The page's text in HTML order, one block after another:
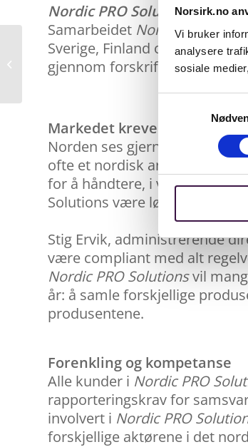
Norsirk.no
Vi bruker
analysere
sosiale
Nordic PRO Solutions–
Samarbeidet Nordic PRO
Sverige, Finland og Danmark
gjennom forskriftene du må
Markedet krever en felles
Norden ses gjerne som et
ofte et nordisk ansvar for
for å håndtere, i verste fall,
Solutions være løsningen i alle
Stig Ervik, administrerende
være compliant med alt
Nordic PRO Solutionsvil
år: å samle forskjellige
produsentene.
Forenkling og kompetanse
Alle kunder i Nordic PRO
rapporteringskrav for
involvert i Nordic PRO
forskjellige aktørene i det
ekspertutvalget
kommer til